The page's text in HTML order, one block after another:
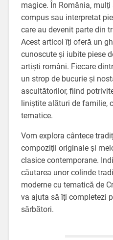
magice. În România,
compus sau interpretat
care au devenit parte din
Acest articol îți oferă un
cunoscute și iubite piese
artiști români. Fiecare
un strop de bucurie și
ascultătorilor, fiind
liniștite alături de familie,
tematice.
Vom explora cântece
compoziții originale și
clasice contemporane.
căutarea unor colinde
moderne cu tematică de
va ajuta să îți completezi
sărbători.